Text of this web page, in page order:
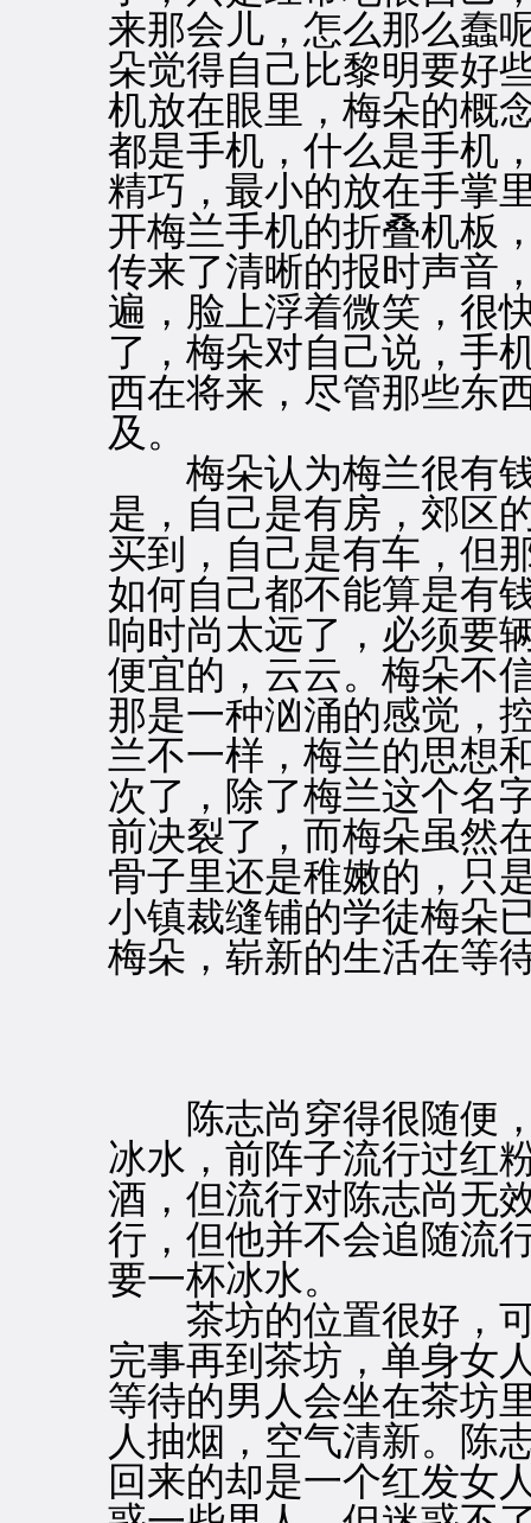
来那会儿，怎么那么蠢
朵觉得自己比黎明要好
机放在眼里，梅朵的概
都是手机，什么是手机
精巧，最小的放在手掌
开梅兰手机的折叠机板
传来了清晰的报时声音
遍，脸上浮着微笑，很
了，梅朵对自己说，手
西在将来，尽管那些东
及。
梅朵认为梅兰很有钱
是，自己是有房，郊区
买到，自己是有车，但
如何自己都不能算是有
响时尚太远了，必须要
便宜的，云云。梅朵不
那是一种汹涌的感觉，
兰不一样，梅兰的思想
次了，除了梅兰这个名
前决裂了，而梅朵虽然
骨子里还是稚嫩的，只
小镇裁缝铺的学徒梅朵
梅朵，崭新的生活在等
陈志尚穿得很随便，
冰水，前阵子流行过红
酒，但流行对陈志尚无
行，但他并不会追随流
要一杯冰水。
茶坊的位置很好，可
完事再到茶坊，单身女
等待的男人会坐在茶坊
人抽烟，空气清新。陈
回来的却是一个红发女